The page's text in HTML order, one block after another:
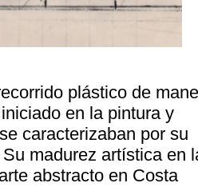
plástico de
en la pintura y
caracterizaban por su
madurez artística en
abstracto en Costa